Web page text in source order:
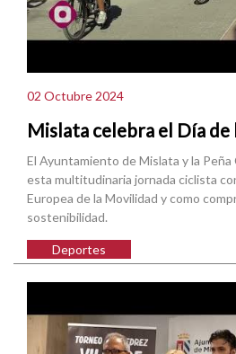
02 Octubre 2024
Mislata celebra el Día de
El Ayuntamiento de Mislata y la
esta multitudinaria jornada ciclista
Europea de la Movilidad y como
sostenibilidad.
Deportes